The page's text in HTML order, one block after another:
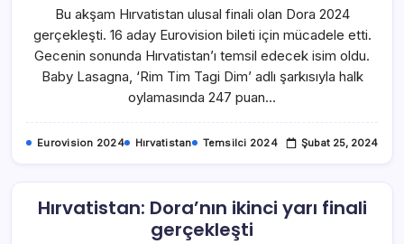
Bu akşam Hırvatistan ulusal finali olan Dora 2024
gerçekleşti. 16 aday Eurovision bileti için mücadele etti.
Gecenin sonunda Hırvatistan’ı temsil edecek isim oldu.
Baby Lasagna, ‘Rim Tim Tagi Dim’ adlı şarkısıyla halk
oylamasında 247 puan…
Eurovision 2024 Hırvatistan Temsilci 2024 Şubat 25, 2024
Hırvatistan: Dora’nın ikinci yarı finali
gerçekleşti